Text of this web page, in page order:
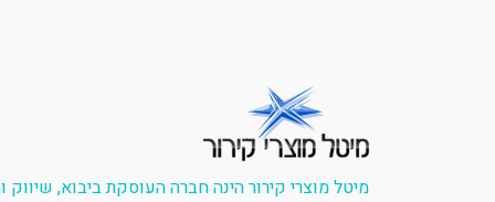
מיטל מוצרי קירור הינה חברה העוסקת ביבוא, שיווק